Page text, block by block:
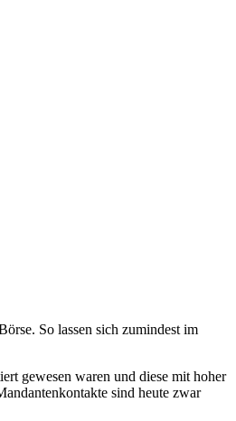
So lassen sich zumindest im
gewesen waren und diese mit hoher
sind heute zwar